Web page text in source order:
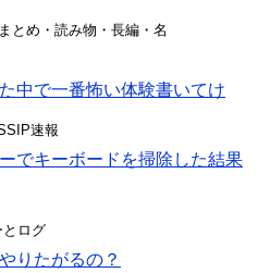
とめ・読み物・長編・名
中で一番怖い体験書いてけ
速報
でキーボードを掃除した結果
とログ
りたがるの？